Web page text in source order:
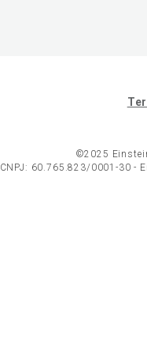
©2025
CNPJ: 60.765.823/0001-30 -